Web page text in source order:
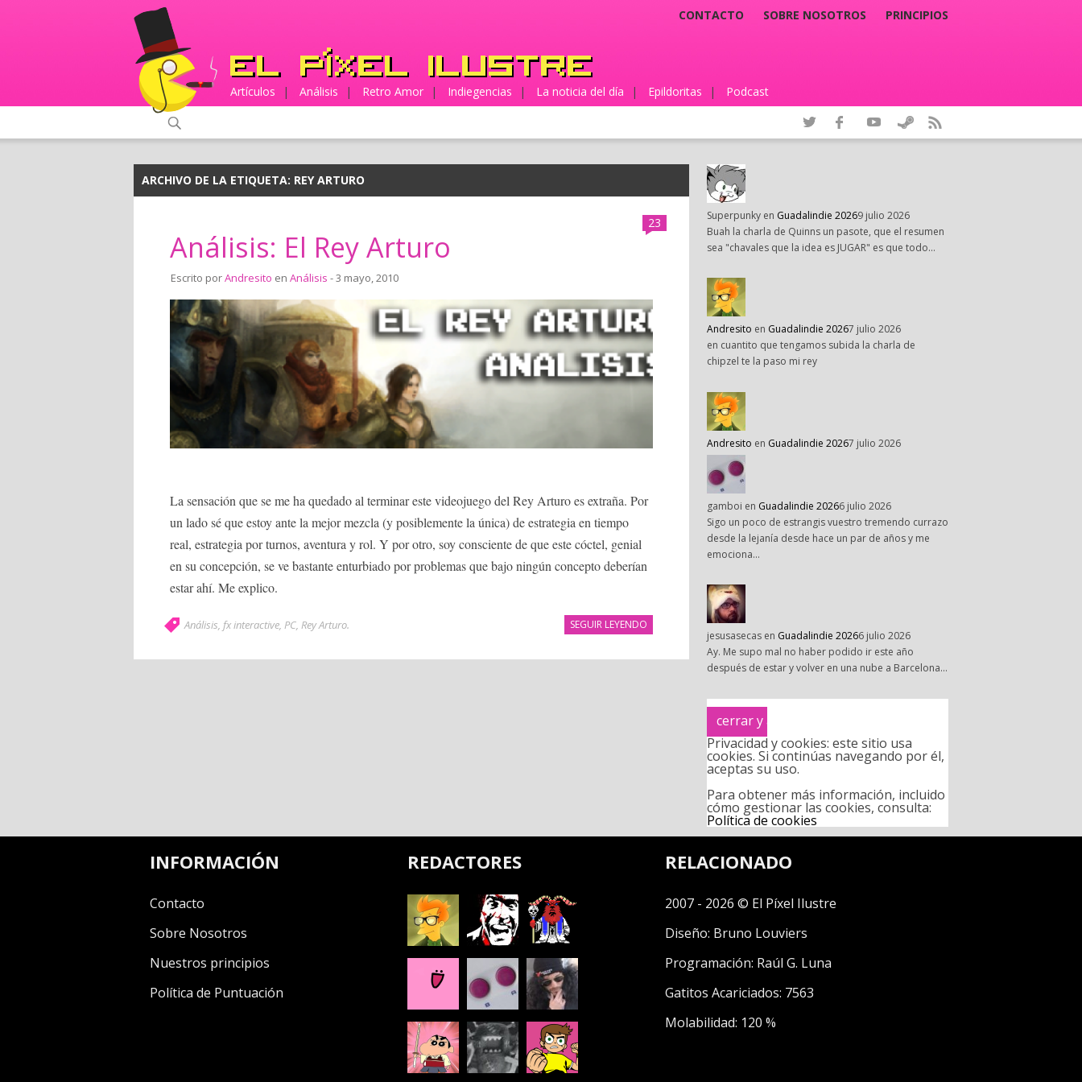
CONTACTO SOBRE NOSOTROS PRINCIPIOS
Artículos | Análisis | Retro Amor | Indiegencias | La noticia del día | Epildoritas | Podcast
ARCHIVO DE LA ETIQUETA: REY ARTURO
23
Análisis: El Rey Arturo
Escrito porAndresito en Análisis - 3 mayo, 2010
La sensación que se me ha quedado al terminar este videojuego del Rey Arturo es extraña. Por
un lado sé que estoy ante la mejor mezcla (y posiblemente la única) de estrategia en tiempo
real, estrategia por turnos, aventura y rol. Y por otro, soy consciente de que este cóctel, genial
en su concepción, se ve bastante enturbiado por problemas que bajo ningún concepto deberían
estar ahí. Me explico.
SEGUIR LEYENDO
Análisis, fx interactive, PC, Rey Arturo.
Superpunky en Guadalindie 20269 julio 2026
Buah la charla de Quinns un pasote, que el resumen
sea "chavales que la idea es JUGAR" es que todo…
Andresito en Guadalindie 20267 julio 2026
en cuantito que tengamos subida la charla de
chipzel te la paso mi rey
Andresito en Guadalindie 20267 julio 2026
gamboi en Guadalindie 20266 julio 2026
Sigo un poco de estrangis vuestro tremendo currazo
desde la lejanía desde hace un par de años y me
emociona…
jesusasecas en Guadalindie 20266 julio 2026
Ay. Me supo mal no haber podido ir este año
después de estar y volver en una nube a Barcelona…
Privacidad y cookies: este sitio usa
cookies. Si continúas navegando por él,
aceptas su uso.
Para obtener más información, incluido
cómo gestionar las cookies, consulta:
Política de cookies
INFORMACIÓN
Contacto
Sobre Nosotros
Nuestros principios
Política de Puntuación
REDACTORES RELACIONADO
2007 - 2026 © El Píxel Ilustre
Diseño: Bruno Louviers
Programación: Raúl G. Luna
Gatitos Acariciados: 7563
Molabilidad: 120 %